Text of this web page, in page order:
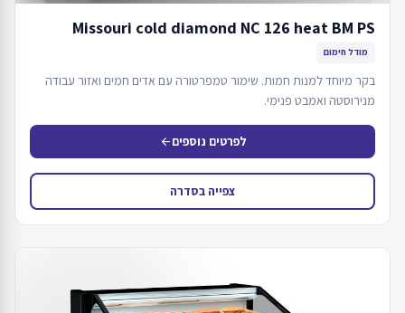
Missouri cold diamond NC 126 heat BM PS
מודל חימום
בקר מיוחד למנות חמות. שימור טמפרטורה עם אדים חמים ואזור עבודה
מנירוסטה ואמבט פנימי.
לפרטים נוספיםarrow_back
צפייה בסדרה